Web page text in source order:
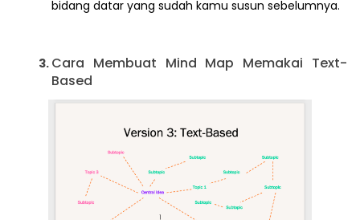
bidang datar yang sudah kamu susun sebelumnya.
Cara Membuat Mind Map Memakai Text-
Based